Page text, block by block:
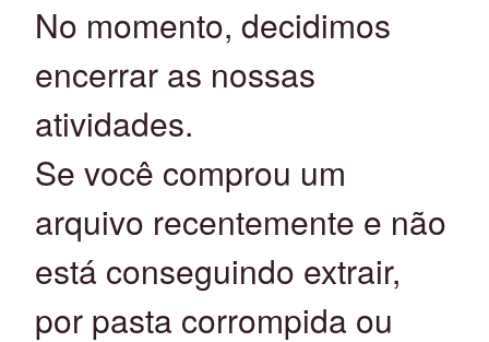
No momento, decidimos
encerrar as nossas
atividades.
Se você comprou um
arquivo recentemente e não
está conseguindo extrair,
por pasta corrompida ou